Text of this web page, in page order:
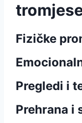
Fizičke
Pregledi i
Prehrana i